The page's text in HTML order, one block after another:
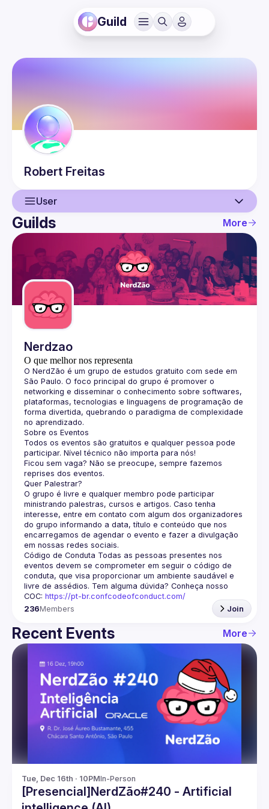
Guild
Robert Freitas
User
User
Events
Guilds
Guilds More
Nerdzao
O que melhor nos representa
O NerdZão é um grupo de estudos gratuito com sede em
São Paulo. O foco principal do grupo é promover o
networking e disseminar o conhecimento sobre softwares,
plataformas, tecnologias e linguagens de programação de
forma divertida, quebrando o paradigma de complexidade
no aprendizado.
Sobre os Eventos
Todos os eventos são gratuitos e qualquer pessoa pode
participar. Nível técnico não importa para nós!
Ficou sem vaga? Não se preocupe, sempre fazemos
reprises dos eventos.
Quer Palestrar?
O grupo é livre e qualquer membro pode participar
ministrando palestras, cursos e artigos. Caso tenha
interesse, entre em contato com algum dos organizadores
do grupo informando a data, título e conteúdo que nos
encarregamos de agendar o evento e fazer a divulgação
em nossas redes sociais.
Código de Conduta Todas as pessoas presentes nos
eventos devem se comprometer em seguir o código de
conduta, que visa proporcionar um ambiente saudável e
livre de assédios. Tem alguma dúvida? Conheça nosso
COC: https://pt-br.confcodeofconduct.com/
236Members Join
Recent Events More
Tue, Dec 16th · 10PMIn-Person
[Presencial]NerdZão#240 - Artificial